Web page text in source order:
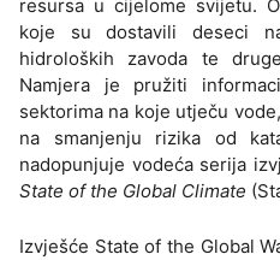
resursa u cijelome svijetu.
koje su dostavili deseci
hidroloških zavoda te
Namjera je pružiti
sektorima na koje utječu
na smanjenju rizika od
nadopunjuje vodeća serija
State of the Global Climate
Izvješće State of the Global